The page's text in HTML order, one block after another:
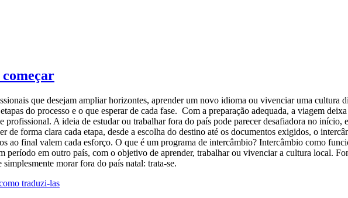
que desejam ampliar horizontes, aprender um novo idioma ou vivenciar uma cultura
do processo e o que esperar de cada fase. Com a preparação adequada, a viagem
profissional. A ideia de estudar ou trabalhar fora do país pode parecer desafiadora no início,
forma clara cada etapa, desde a escolha do destino até os documentos exigidos, o
ao final valem cada esforço. O que é um programa de intercâmbio? Intercâmbio como
período em outro país, com o objetivo de aprender, trabalhar ou vivenciar a cultura local.
morar fora do país natal: trata-se.